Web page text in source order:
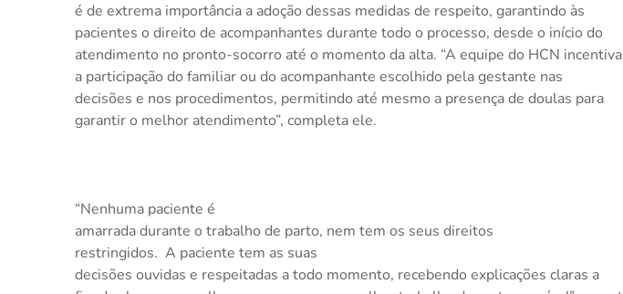
é de extrema importância a adoção dessas medidas de respeito, garantindo às
pacientes o direito de acompanhantes durante todo o processo, desde o início do
atendimento no pronto-socorro até o momento da alta. “A equipe do HCN incentiva
a participação do familiar ou do acompanhante escolhido pela gestante nas
decisões e nos procedimentos, permitindo até mesmo a presença de doulas para
garantir o melhor atendimento”, completa ele.
“Nenhuma paciente é
amarrada durante o trabalho de parto, nem tem os seus direitos
restringidos. A paciente tem as suas
decisões ouvidas e respeitadas a todo momento, recebendo explicações claras a